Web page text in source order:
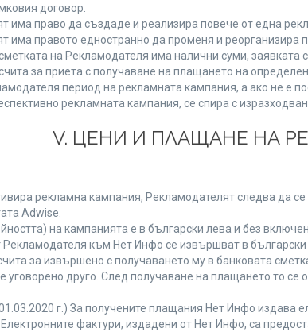
договор.
има право да създаде и реализира повече от една
има правото едностранно да променя и реорганизира
на Рекламодателя има налични суми,
за приета с получаване на плащането на
период на рекламната кампания, а ако не е
рекламната кампания, се спира с
V. ЦЕНИ И ПЛАЩАНЕ НА
рекламна кампания, Рекламодателят следва да
Adwise.
на кампанията е в български лева и без
към Нет Инфо се извършват в
за извършено с получаването му в банковата
уговорено друго. След получаване на плащането то
г.) За получените плащания Нет Инфо
фактури, издадени от Нет Инфо, са